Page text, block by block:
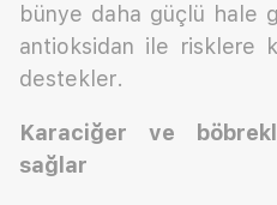
bünye daha güçlü hale
antioksidan ile risklere
destekler.
Karaciğer ve
sağlar